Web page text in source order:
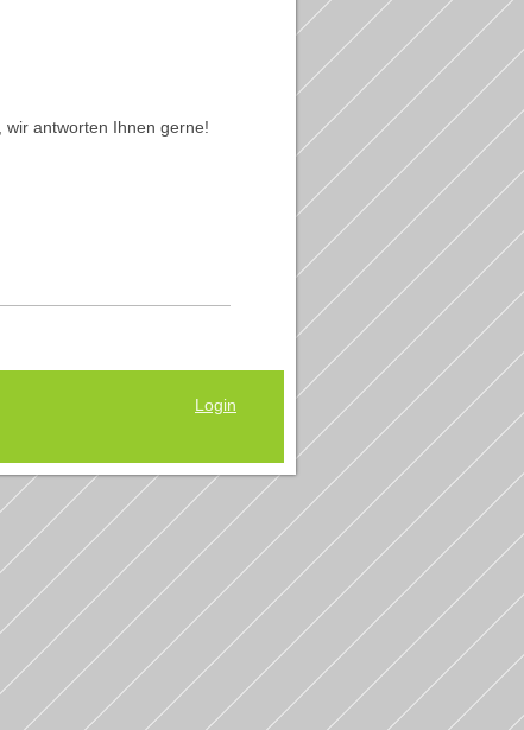
antworten Ihnen gerne!
Login